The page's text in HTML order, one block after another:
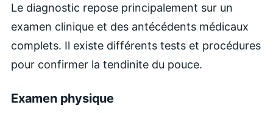
Le diagnostic repose principalement sur un
examen clinique et des antécédents médicaux
complets. Il existe différents tests et procédures
pour confirmer la tendinite du pouce.
Examen physique